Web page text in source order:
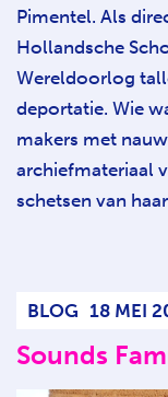
Pimentel. Als
Hollandsche
Wereldoorlog
deportatie. Wie
makers met
archiefmateriaal
schetsen van
BLOG 18 MEI
Sounds